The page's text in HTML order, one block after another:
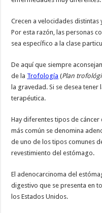
Crecen a velocidades
Por esta razón, las personas
sea específico a la clase
De aquí que siempre
de la Trofología (Plan
la gravedad. Si se desea tener
terapéutica.
Hay diferentes tipos de
más común se denomina
de uno de los tipos comunes
revestimiento del estómago.
El adenocarcinoma del
digestivo que se presenta en
los Estados Unidos.